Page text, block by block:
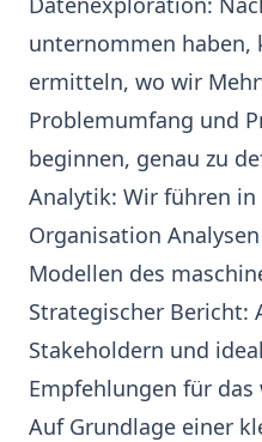
unternommen haben,
ermitteln, wo wir
Problemumfang und
beginnen, genau zu
Analytik: Wir führen
Organisation
Modellen des
Strategischer Bericht:
Stakeholdern und
Empfehlungen für
Auf Grundlage einer